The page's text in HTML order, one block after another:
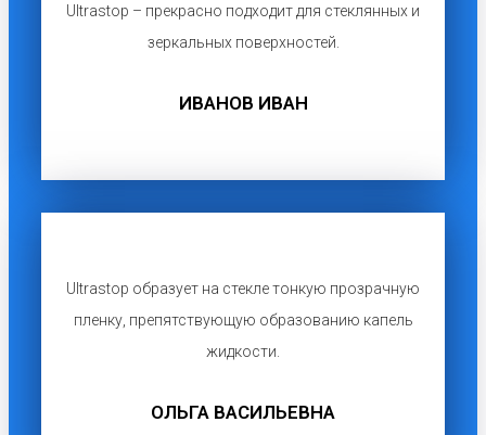
Ultrastop – прекрасно подходит для стеклянных и
зеркальных поверхностей.
ИВАНОВ ИВАН
Ultrastop образует на стекле тонкую прозрачную
пленку, препятствующую образованию капель
жидкости.
ОЛЬГА ВАСИЛЬЕВНА